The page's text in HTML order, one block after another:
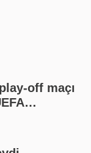
off maçı